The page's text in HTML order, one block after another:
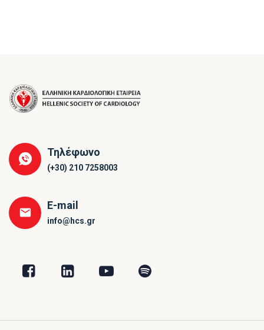
Τηλέφωνο
(+30) 210 7258003
E-mail
info@hcs.gr